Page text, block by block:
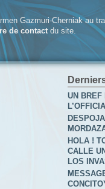
Gazmuri-Cherniak au
de contactdu site.
UN BREF
HOLA !
CALLE
LOS